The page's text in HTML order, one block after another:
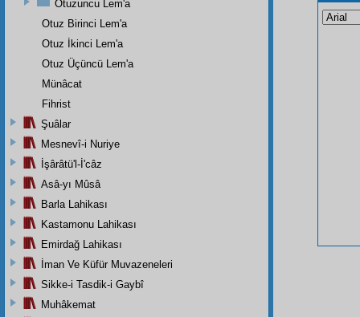
Otuzuncu Lem'a
Otuz Birinci Lem'a
Otuz İkinci Lem'a
Otuz Üçüncü Lem'a
Münâcat
Fihrist
Şuâlar
Mesnevî-i Nuriye
İşârâtü'l-İ'câz
Asâ-yı Mûsâ
Barla Lahikası
Kastamonu Lahikası
Emirdağ Lahikası
İman Ve Küfür Muvazeneleri
Sikke-i Tasdik-i Gaybî
Muhâkemat